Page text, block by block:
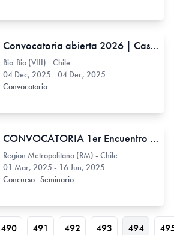
Convocatoria abierta 2026 | Casa del Arte + Sala David Stitchkin Branover
Bio-Bio (VIII) - Chile
04 Dec, 2025 - 04 Dec, 2025
Convocatoria
CONVOCATORIA 1er Encuentro RACO 2025 Arte y Comunidades para la Innovación y Diálogo Socio-Cultural
Region Metropolitana (RM) - Chile
01 Mar, 2025 - 16 Jun, 2025
Concurso Seminario
490 491 492 493 494